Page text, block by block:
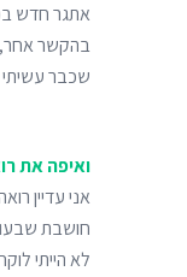
אתגר חדש
בהקשר אחר,
שכבר
ואיפה את רואה
אני עדיין
לא הייתי